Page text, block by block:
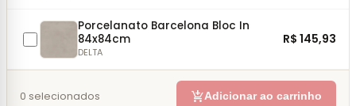
Porcelanato Barcelona Bloc In
84x84cm
DELTA
R$ 145,93
0 selecionados add_shopping_cartAdicionar ao carrinho